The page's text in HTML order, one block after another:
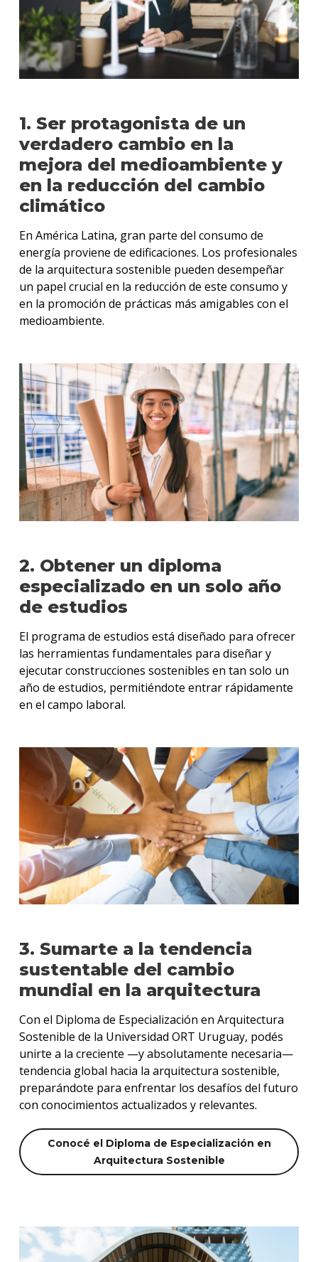
1. Ser protagonista de un
verdadero cambio en la
mejora del medioambiente y
en la reducción del cambio
climático
En América Latina, gran parte del consumo de
energía proviene de edificaciones. Los profesionales
de la arquitectura sostenible pueden desempeñar
un papel crucial en la reducción de este consumo y
en la promoción de prácticas más amigables con el
medioambiente.
2. Obtener un diploma
especializado en un solo año
de estudios
El programa de estudios está diseñado para ofrecer
las herramientas fundamentales para diseñar y
ejecutar construcciones sostenibles en tan solo un
año de estudios, permitiéndote entrar rápidamente
en el campo laboral.
3. Sumarte a la tendencia
sustentable del cambio
mundial en la arquitectura
Con el Diploma de Especialización en Arquitectura
Sostenible de la Universidad ORT Uruguay, podés
unirte a la creciente —y absolutamente necesaria—
tendencia global hacia la arquitectura sostenible,
preparándote para enfrentar los desafíos del futuro
con conocimientos actualizados y relevantes.
Conocé el Diploma de Especialización en
Arquitectura Sostenible